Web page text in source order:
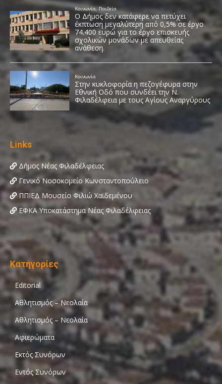
Links
Δήμος Νέας Φιλαδέλφειας
Γενικό Νοσοκομείο Κωνσταντοπούλειο
ΠΠΙΕΔ Μουσείο Φιλιώ Χαϊδεμένου
ΕΦΚΑ Υποκατάστημα Νέας Φιλαδέλφειας
Κατηγορίες
Editorial
Αθλητισμός – Νεολαία
Αθλητισμός – Νεολαία
Αφιερώματα
Εκτός Συνόρων
Εντός Συνόρων